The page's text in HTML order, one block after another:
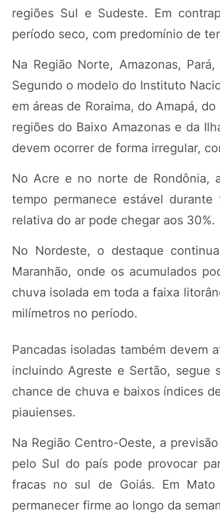
regiões Sul e Sudeste. Em
período seco, com predomínio de
Na Região Norte, Amazonas,
Segundo o modelo do Instituto
em áreas de Roraima, do Amapá,
regiões do Baixo Amazonas e da
devem ocorrer de forma irregular,
No Acre e no norte de Rondônia,
tempo permanece estável
relativa do ar pode chegar aos 30%.
No Nordeste, o destaque
Maranhão, onde os acumulados
chuva isolada em toda a faixa
milímetros no período.
Pancadas isoladas também
incluindo Agreste e Sertão, segue
chance de chuva e baixos índices
piauienses.
Na Região Centro-Oeste, a
pelo Sul do país pode provocar
fracas no sul de Goiás. Em
permanecer firme ao longo da